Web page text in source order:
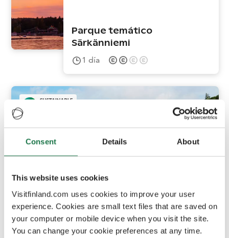
Consent Details About
This website uses cookies
Visitfinland.com uses cookies to improve your user
experience. Cookies are small text files that are saved on
your computer or mobile device when you visit the site.
You can change your cookie preferences at any time.
Parque temático
Särkänniemi
1 día
Excursión al archipiélago